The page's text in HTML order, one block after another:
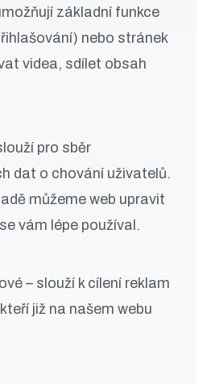
základní funkce
nebo stránek
videa, sdílet obsah
pro sběr
dat o chování uživatelů.
můžeme web upravit
vám lépe používal.
– slouží k cílení reklam
již na našem webu